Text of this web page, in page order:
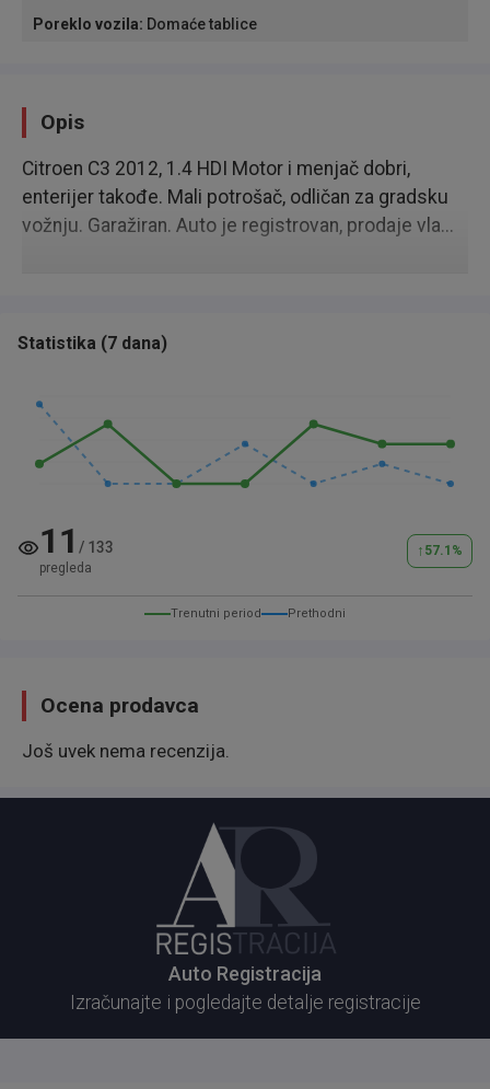
Poreklo vozila: Domaće tablice
Opis
Citroen C3 2012, 1.4 HDI Motor i menjač dobri,
enterijer takođe. Mali potrošač, odličan za gradsku
vožnju. Garažiran. Auto je registrovan, prodaje vla...
Statistika (7 dana)
11 / 133
pregleda
↑ 57.1 %
Trenutni period Prethodni
Ocena prodavca
Još uvek nema recenzija.
Auto Registracija
Izračunajte i pogledajte detalje registracije